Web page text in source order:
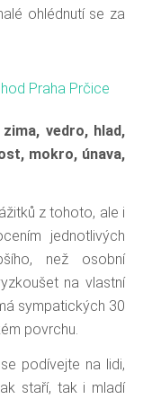
ohlédnutí se za
vedro, hlad,
mokro, únava,
z tohoto, ale i
jednotlivých
než osobní
na vlastní
sympatických 30
povrchu.
podívejte na lidi,
staří, tak i mladí